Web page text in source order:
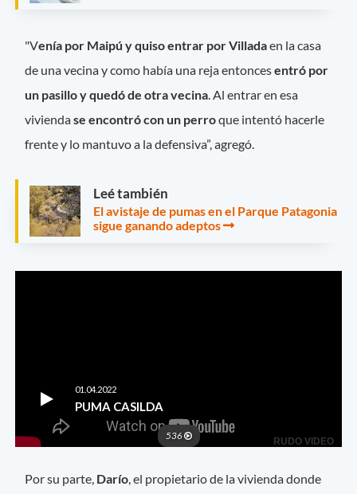
"Venía por Maipú y quiso entrar por Villadaen la casa
de una vecina y como había una reja entoncesentró por
un pasillo y quedó de otra vecina . Al entrar en esa
viviendase encontró con un perroque intentó hacerle
frente y lo mantuvo a la defensiva”, agregó.
Leé también
El avistaje de pumas en el Parque Patagonia
sigue ganando adeptos
Por su parte, Darío , el propietario de la vivienda donde